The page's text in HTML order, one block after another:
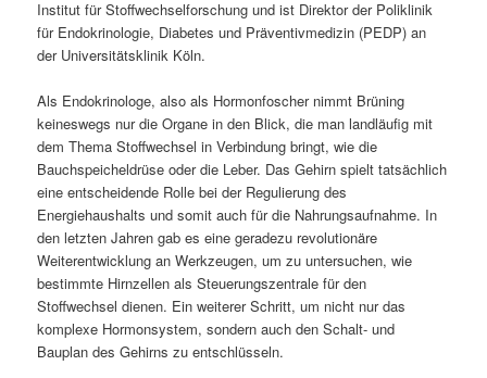
e
n
n
g
e
n
Institut für Stoffwechselforschung und ist Direktor der Poliklinik
für Endokrinologie, Diabetes und Präventivmedizin (PEDP) an
der Universitätsklinik Köln.
Als Endokrinologe, also als Hormonfoscher nimmt Brüning
keineswegs nur die Organe in den Blick, die man landläufig mit
dem Thema Stoffwechsel in Verbindung bringt, wie die
Bauchspeicheldrüse oder die Leber. Das Gehirn spielt tatsächlich
eine entscheidende Rolle bei der Regulierung des
Energiehaushalts und somit auch für die Nahrungsaufnahme. In
den letzten Jahren gab es eine geradezu revolutionäre
Weiterentwicklung an Werkzeugen, um zu untersuchen, wie
bestimmte Hirnzellen als Steuerungszentrale für den
Stoffwechsel dienen. Ein weiterer Schritt, um nicht nur das
komplexe Hormonsystem, sondern auch den Schalt- und
Bauplan des Gehirns zu entschlüsseln.